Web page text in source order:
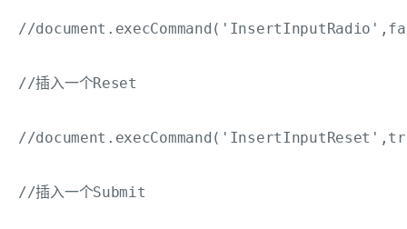
//
//插入一个Reset
//
//插入一个Submit